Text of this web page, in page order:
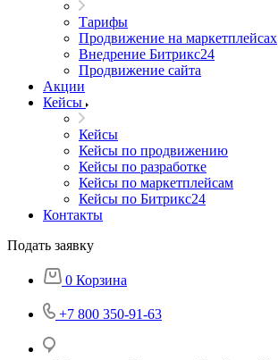
Тарифы
Продвижение на маркетплейсах
Внедрение Битрикс24
Продвижение сайта
Акции
Кейсы
Кейсы
Кейсы по продвижению
Кейсы по разработке
Кейсы по маркетплейсам
Кейсы по Битрикс24
Контакты
Подать заявку
0 Корзина
+7 800 350-91-63